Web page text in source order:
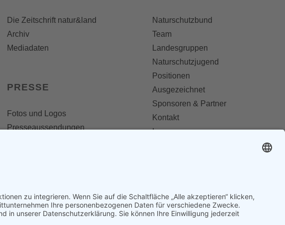
Die Zeitschrift natur&land
Archiv
Mediadaten
PRESSE
Fotos und Logos
Presseaussendungen
Naturschutzbund
Team
Landesgruppen
Naturschutzjugend
Positionen
Ausgezeichnet
Sponsoren & Partner
Kontakt
Impressum